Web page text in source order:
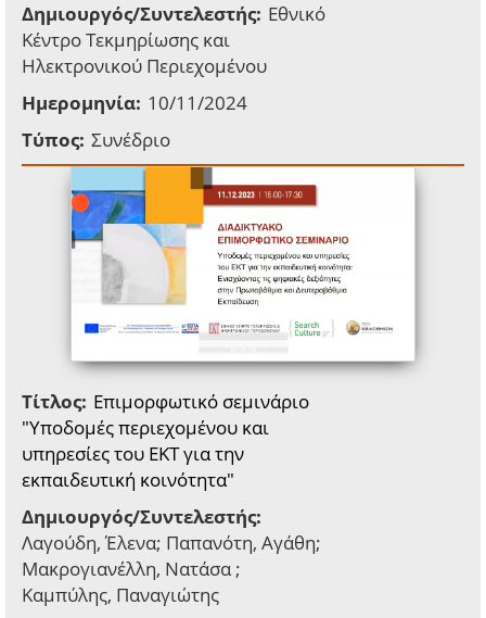
Δημιουργός/Συντελεστής: Εθνικό
Κέντρο Τεκμηρίωσης και
Ηλεκτρονικού Περιεχομένου
Ημερομηνία: 10/11/2024
Τύπος: Συνέδριο
Τίτλος: Επιμορφωτικό σεμινάριο
"Υποδομές περιεχομένου και
υπηρεσίες του ΕΚΤ για την
εκπαιδευτική κοινότητα"
Δημιουργός/Συντελεστής:
Λαγούδη, Έλενα; Παπανότη, Αγάθη;
Μακρογιανέλλη, Νατάσα ;
Καμπύλης, Παναγιώτης